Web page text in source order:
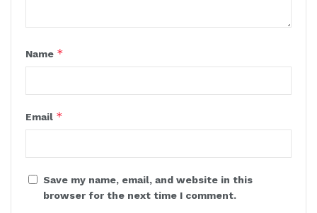
Name *
Email *
Save my name, email, and website in this
browser for the next time I comment.